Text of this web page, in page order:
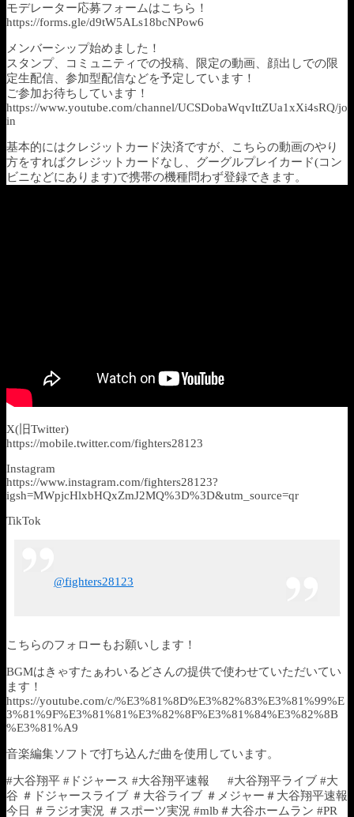
モデレーター応募フォームはこちら！
https://forms.gle/d9tW5ALs18bcNPow6
メンバーシップ始めました！
スタンプ、コミュニティでの投稿、限定の動画、顔出しでの限
定生配信、参加型配信などを予定しています！
ご参加お待ちしています！
https://www.youtube.com/channel/UCSDobaWqvIttZUa1xXi4sRQ/jo
in
基本的にはクレジットカード決済ですが、こちらの動画のやり
方をすればクレジットカードなし、グーグルプレイカード(コン
ビニなどにあります)で携帯の機種問わず登録できます。
X(旧Twitter)
https://mobile.twitter.com/fighters28123
Instagram
https://www.instagram.com/fighters28123?
igsh=MWpjcHlxbHQxZmJ2MQ%3D%3D&utm_source=qr
TikTok
@fighters28123
こちらのフォローもお願いします！
BGMはきゃすたぁわいるどさんの提供で使わせていただいてい
ます！
https://youtube.com/c/%E3%81%8D%E3%82%83%E3%81%99%E
3%81%9F%E3%81%81%E3%82%8F%E3%81%84%E3%82%8B
%E3%81%A9
音楽編集ソフトで打ち込んだ曲を使用しています。
#大谷翔平 #ドジャース #大谷翔平速報 #大谷翔平ライブ #大
谷 ＃ドジャースライブ ＃大谷ライブ ＃メジャー＃大谷翔平速報
今日 ＃ラジオ実況 ＃スポーツ実況 #mlb＃大谷ホームラン #PR